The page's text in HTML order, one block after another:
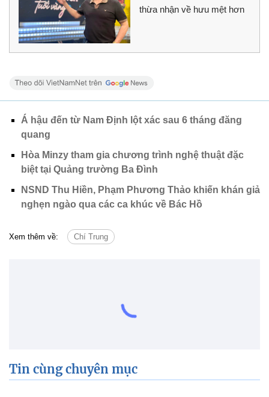
thừa nhận về hưu mệt hơn
Á hậu đến từ Nam Định lột xác sau 6 tháng đăng
quang
Hòa Minzy tham gia chương trình nghệ thuật đặc
biệt tại Quảng trường Ba Đình
NSND Thu Hiền, Phạm Phương Thảo khiến khán giả
nghẹn ngào qua các ca khúc về Bác Hồ
Xem thêm về: Chí Trung
Tin cùng chuyên mục